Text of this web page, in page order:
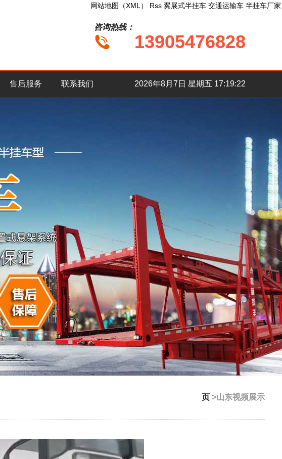
网站地图（XML） Rss 翼展式半挂车 交通运输车 半挂车厂家
咨询热线：
13905476828
售后服务 联系我们 2026年8月7日 星期五 17:19:23
页 >山东视频展示